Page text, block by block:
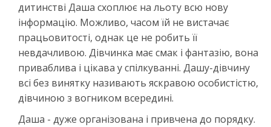
дитинстві Даша схоплює на льоту всю нову
інформацію. Можливо, часом їй не вистачає
працьовитості, однак це не робить її
невдачливою. Дівчинка має смак і фантазію, вона
приваблива і цікава у спілкуванні. Дашу-дівчину
всі без винятку називають яскравою особистістю,
дівчиною з вогником всередині.
Даша - дуже організована і привчена до порядку.